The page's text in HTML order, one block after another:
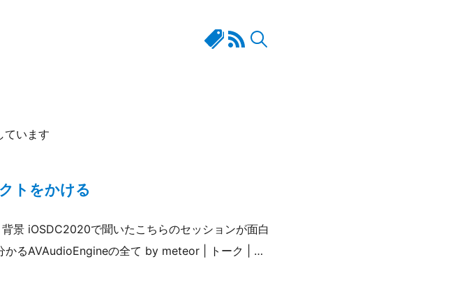
ています
トをかける
景 iOSDC2020で聞いたこちらのセッションが面白
かるAVAudioEngineの全て by meteor | トーク | …